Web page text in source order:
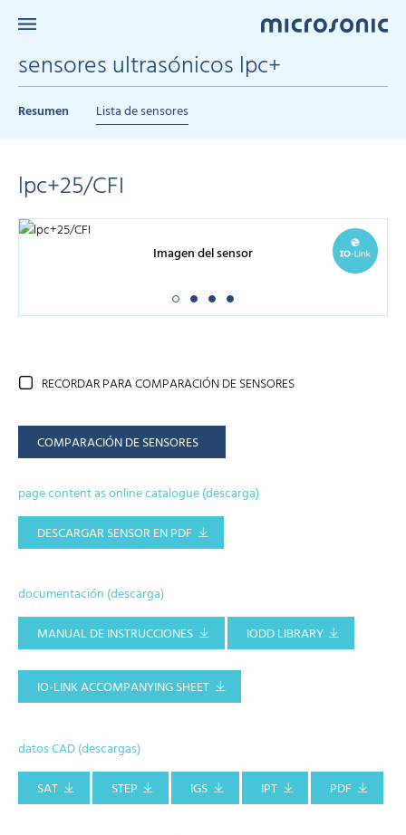
sensores ultrasónicos lpc+
Resumen Lista de sensores
lpc+25/CFI
Imagen del sensor
RECORDAR PARA COMPARACIÓN DE SENSORES
COMPARACIÓN DE SENSORES
page content as online catalogue (descarga)
DESCARGAR SENSOR EN PDF
documentación (descarga)
MANUAL DE INSTRUCCIONES
IODD LIBRARY
IO-LINK ACCOMPANYING SHEET
datos CAD (descargas)
SAT
STEP IGS IPT PDF